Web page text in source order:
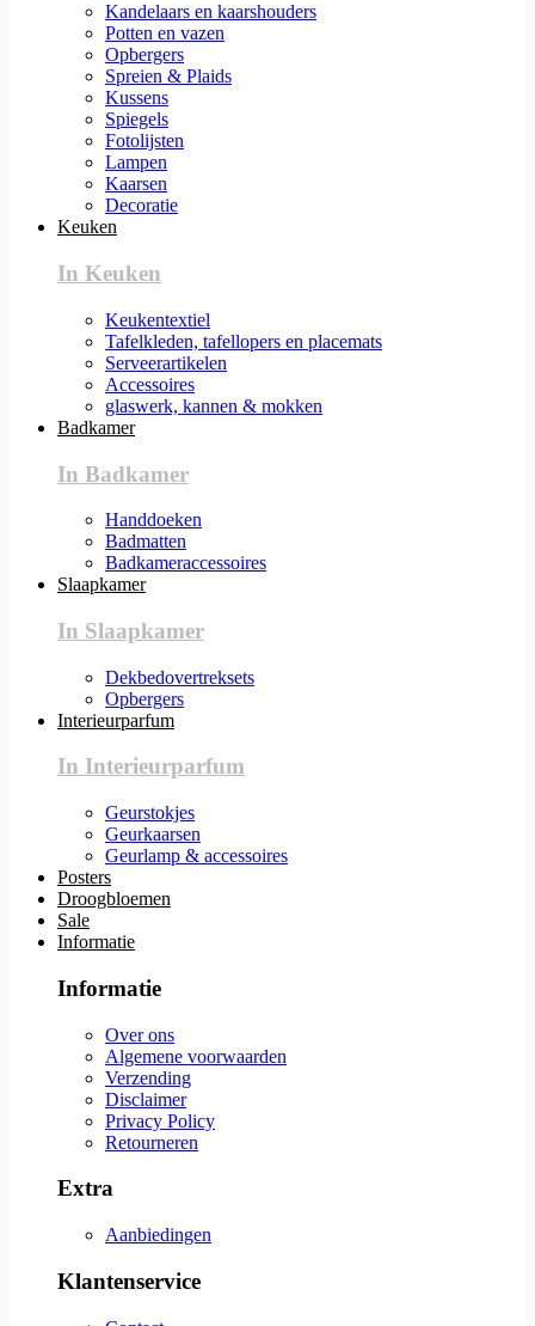
Kandelaars en kaarshouders
Potten en vazen
Opbergers
Spreien & Plaids
Kussens
Spiegels
Fotolijsten
Lampen
Kaarsen
Decoratie
Keuken
In Keuken
Keukentextiel
Tafelkleden, tafellopers en placemats
Serveerartikelen
Accessoires
glaswerk, kannen & mokken
Badkamer
In Badkamer
Handdoeken
Badmatten
Badkameraccessoires
Slaapkamer
In Slaapkamer
Dekbedovertreksets
Opbergers
Interieurparfum
In Interieurparfum
Geurstokjes
Geurkaarsen
Geurlamp & accessoires
Posters
Droogbloemen
Sale
Informatie
Informatie
Over ons
Algemene voorwaarden
Verzending
Disclaimer
Privacy Policy
Retourneren
Extra
Aanbiedingen
Klantenservice